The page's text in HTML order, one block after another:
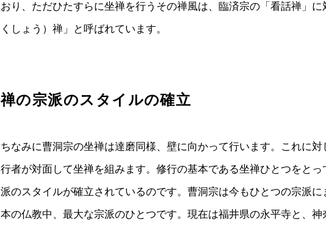
おり、ただひたすらに坐禅を行うその禅風は、臨済宗の「看話禅」に
くしょう）禅」と呼ばれています。
禅の宗派のスタイルの確立
ちなみに曹洞宗の坐禅は達磨同様、壁に向かって行います。これに
行者が対面して坐禅を組みます。修行の基本である坐禅ひとつをと
派のスタイルが確立されているのです。曹洞宗は今もひとつの宗派に
本の仏教中、最大な宗派のひとつです。現在は福井県の永平寺と、神